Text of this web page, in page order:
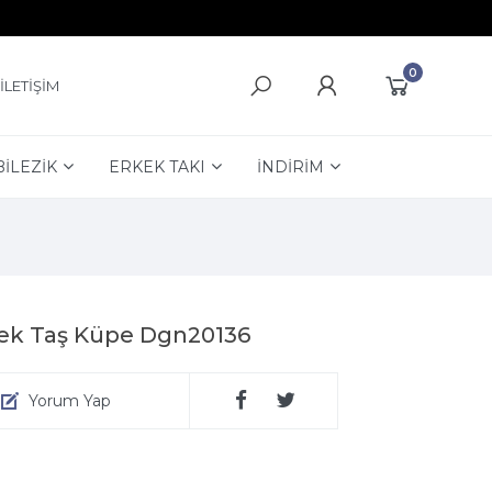
İLETİŞİM
0
ERKEK TAKI İNDİRİM
Taş Küpe Dgn20136
Yorum Yap